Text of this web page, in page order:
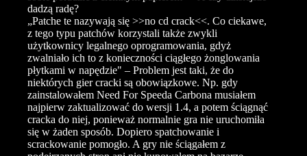
dadzą radę?
„Patche te nazywają się >>no cd crack<<. Co ciekawe,
z tego typu patchów korzystali także zwykli
użytkownicy legalnego oprogramowania, gdyż
zwalniało ich to z konieczności ciągłego żonglowania
płytkami w napędzie" – Problem jest taki, że do
niektórych gier cracki są obowiązkowe. Np. gdy
zainstalowałem Need For Speeda Carbona musiałem
najpierw zaktualizować do wersji 1.4, a potem ściągnąć
cracka do niej, ponieważ normalnie gra nie uruchomiła
się w żaden sposób. Dopiero spatchowanie i
scrackowanie pomogło. A gry nie ściągałem z